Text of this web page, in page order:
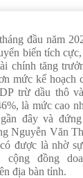
đầu năm
biến tích
chính tăng
mức kế hoạch
trừ dầu thô
là mức cao
đây và
Nguyễn Văn
được là nhờ
cộng đồng
địa bàn tỉnh.